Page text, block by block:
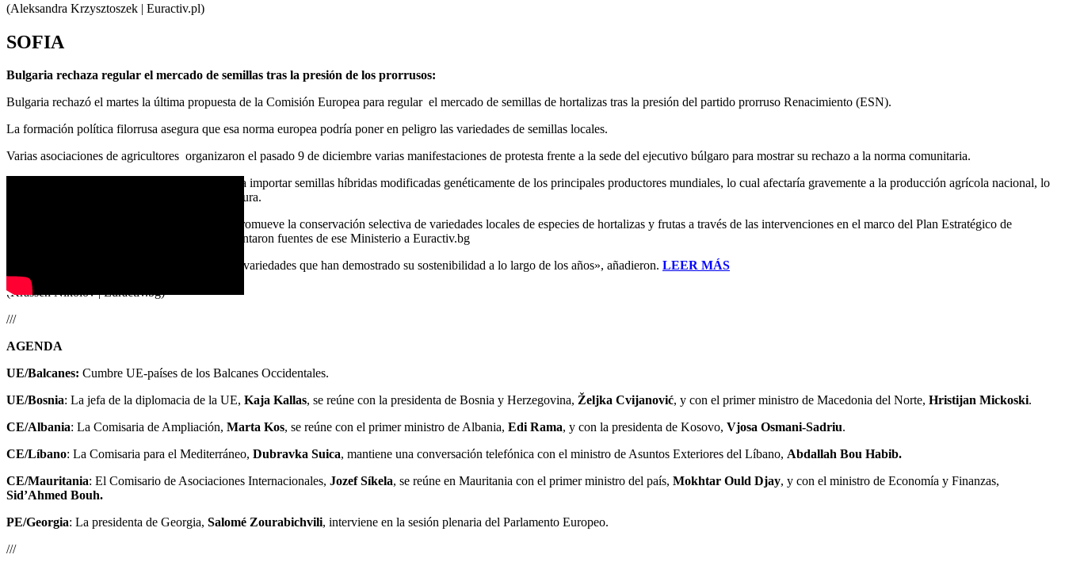
(Aleksandra Krzysztoszek | Euractiv.pl)
SOFIA
Bulgaria rechaza regular el mercado de semillas tras la presión de los prorrusos:
Bulgaria rechazó el martes la última propuesta de la Comisión Europea para regular el mercado de semillas de hortalizas tras la presión del partido prorruso Renacimiento (ESN).
La formación política filorrusa asegura que esa norma europea podría poner en peligro las variedades de semillas locales.
Varias asociaciones de agricultores organizaron el pasado 9 de diciembre varias manifestaciones de protesta frente a la sede del ejecutivo búlgaro para mostrar su rechazo a la norma comunitaria.
Argumentan que la nueva regulación obligaría a importar semillas híbridas modificadas genéticamente de los principales productores mundiales, lo cual afectaría gravemente a la producción agrícola nacional, lo
cual fue rechazado por el ministerio de Agricultura.
«El Ministerio de Agricultura y Alimentación promueve la conservación selectiva de variedades locales de especies de hortalizas y frutas a través de las intervenciones en el marco del Plan Estratégico de
Desarrollo Agrícola y Rural 2023-2027», comentaron fuentes de ese Ministerio a Euractiv.bg
«El objetivo es preservar la riqueza de diversas variedades que han demostrado su sostenibilidad a lo largo de los años», añadieron. LEER MÁS
(Krassen Nikolov | Euractiv.bg)
///
AGENDA
UE/Balcanes: Cumbre UE-países de los Balcanes Occidentales.
UE/Bosnia: La jefa de la diplomacia de la UE, Kaja Kallas, se reúne con la presidenta de Bosnia y Herzegovina, Željka Cvijanović, y con el primer ministro de Macedonia del Norte, Hristijan Mickoski.
CE/Albania: La Comisaria de Ampliación, Marta Kos, se reúne con el primer ministro de Albania, Edi Rama, y ​​con la presidenta de Kosovo, Vjosa Osmani-Sadriu.
CE/Líbano: La Comisaria para el Mediterráneo, Dubravka Suica, mantiene una conversación telefónica con el ministro de Asuntos Exteriores del Líbano, Abdallah Bou Habib.
CE/Mauritania: El Comisario de Asociaciones Internacionales, Jozef Síkela, se reúne en Mauritania con el primer ministro del país, Mokhtar Ould Djay, y con el ministro de Economía y Finanzas,
Sid’Ahmed Bouh.
PE/Georgia: La presidenta de Georgia, Salomé Zourabichvili, interviene en la sesión plenaria del Parlamento Europeo.
///